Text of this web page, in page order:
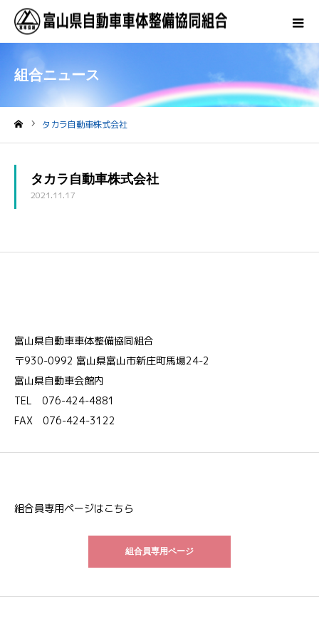
組合ニュース
タカラ自動車株式会社
タカラ自動車株式会社
2021.11.17
富山県自動車車体整備協同組合
〒930-0992 富山県富山市新庄町馬場24-2
富山県自動車会館内
TEL 076-424-4881
FAX 076-424-3122
組合員専用ページはこちら
組合員専用ページ